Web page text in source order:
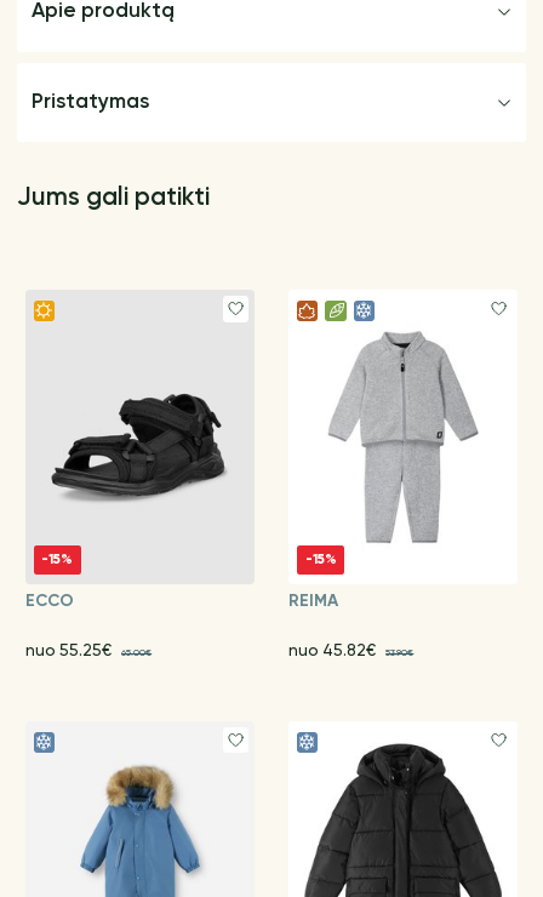
Apie produktą
Pristatymas
Jums gali patikti
-15%
ECCO
nuo 55.25€ 65.00€
-15%
REIMA
nuo 45.82€ 53.90€